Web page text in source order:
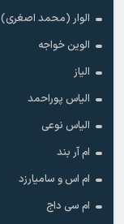
الوار (محمد اصغری)
الوین خواجه
الیاز
الیاس پوراحمد
الیاس نوعی
ام آر بند
ام اس و سامیارزد
ام سی داج